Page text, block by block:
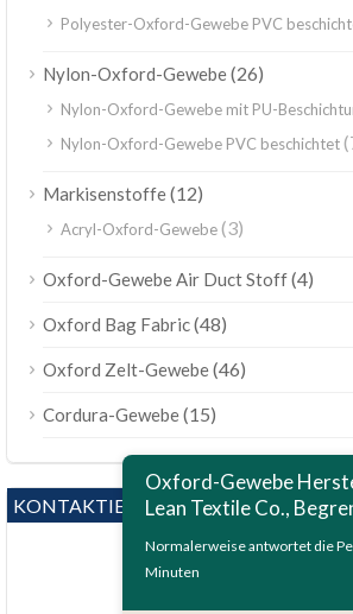
Polyester-Oxford-Gewebe PVC
Nylon-Oxford-Gewebe(26)
Nylon-Oxford-Gewebe mit PU-
Nylon-Oxford-Gewebe PVC beschichtet
Markisenstoffe(12)
Acryl-Oxford-Gewebe(3)
Oxford-Gewebe Air Duct Stoff(4)
Oxford Bag Fabric(48)
Oxford Zelt-Gewebe(46)
Cordura-Gewebe(15)
KONTAKTIERE UNS
Oxford-Gewebe
Lean Textile Co.,
Normalerweise antwortet die
Minuten